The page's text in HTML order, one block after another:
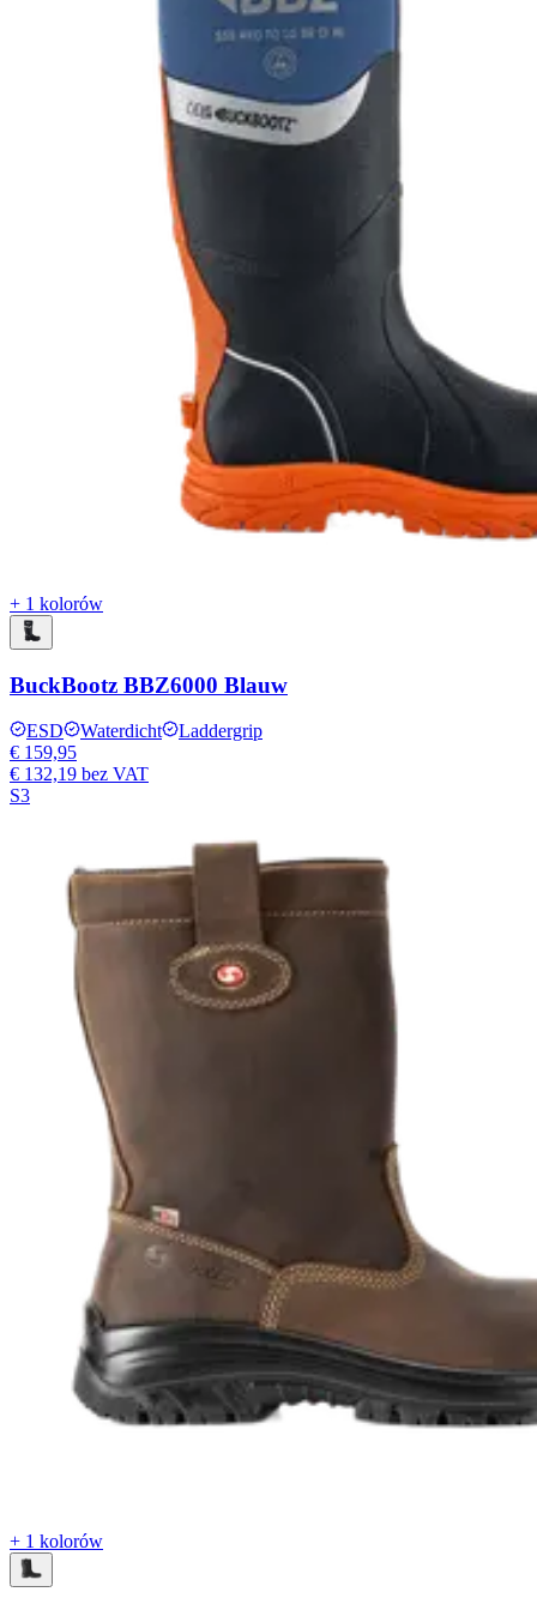
+ 1 kolorów
BuckBootz BBZ6000 Blauw
ESD Waterdicht
Laddergrip
€ 159,95
€ 132,19 bez VAT
S3
+ 1 kolorów